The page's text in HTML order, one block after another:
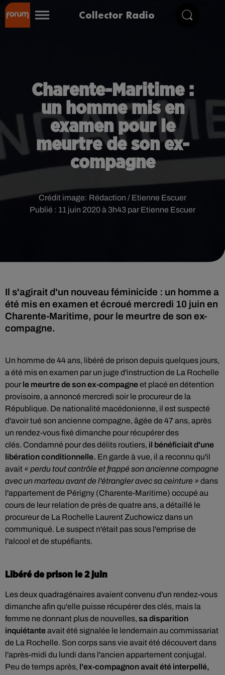
Collector Radio
Charente-Maritime :
un homme mis en
examen pour le
meurtre de son ex-
compagne
Publié : 11 juin 2020 à 3h43 par Etienne Escuer
Crédit image: Rédaction / Etienne Escuer
Il s'agirait d'un nouveau féminicide : un homme a
été mis en examen et écroué mercredi 10 juin en
Charente-Maritime, pour le meurtre de son ex-
compagne.
Un homme de 44 ans, libéré de prison depuis quelques jours,
a été mis en examen par un juge d'instruction de La Rochelle
pour le meurtre de son ex-compagneet placé en détention
provisoire, a annoncé mercredi soir le procureur de la
République. De nationalité macédonienne, il est suspecté
d'avoir tué son ancienne compagne, âgée de 47 ans, après
un rendez-vous fixé dimanche pour récupérer des
clés. Condamné pour des délits routiers, il bénéficiait d'une
libération conditionnelle. En garde à vue, il a reconnu qu'il
avait « perdu tout contrôle et frappé son ancienne compagne
avec un marteau avant de l'étrangler avec sa ceinture » dans
l'appartement de Périgny (Charente-Maritime) occupé au
cours de leur relation de près de quatre ans, a détaillé le
procureur de La Rochelle Laurent Zuchowicz dans un
communiqué. Le suspect n'était pas sous l'emprise de
l'alcool et de stupéfiants.
Libéré de prison le 2 juin
Les deux quadragénaires avaient convenu d'un rendez-vous
dimanche afin qu'elle puisse récupérer des clés, mais la
femme ne donnant plus de nouvelles, sa disparition
inquiétanteavait été signalée le lendemain au commissariat
de La Rochelle. Son corps sans vie avait été découvert dans
l'après-midi du lundi dans l'ancien appartement conjugal.
Peu de temps après, l'ex-compagnon avait été interpellé,